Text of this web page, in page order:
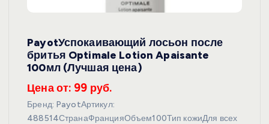
PayotУспокаивающий лосьон после
бритья Optimale Lotion Apaisante
100мл (Лучшая цена)
Цена от: 99 руб.
Бренд: PayotАртикул:
488514СтранаФранцияОбъем100Тип кожиДля всех